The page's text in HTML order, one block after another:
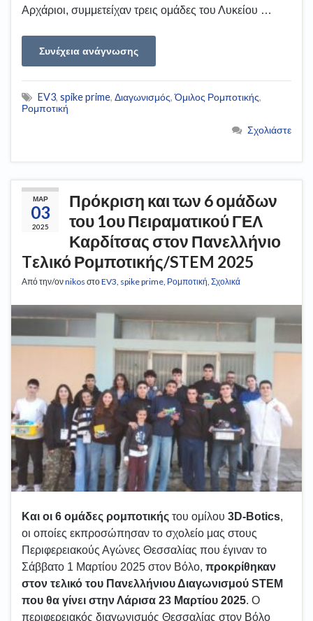
Αρχάριοι, συμμετείχαν τρεις ομάδες του Λυκείου …
Συνέχεια ανάγνωσης
EV3, spike prime, Διαγωνισμός,Όμιλος Ρομποτικής,
Ρομποτική
Σχολιάστε
ΜΑΡ
03
2025
Πρόκριση και των 6 ομάδων
του 1ου Πειραματικού ΓΕΛ
Καρδίτσας στον Πανελλήνιο
Tελικό Ρομποτικής/STEM 2025
Από την/ονnikos στοEV3 spike prime Ρομποτική Σχολικά
Και οι 6 ομάδες ρομποτικής του ομίλου 3D-Botics,
οι οποίες εκπροσώπησαν το σχολείο μας στους
Περιφερειακούς Αγώνες Θεσσαλίας που έγιναν το
Σάββατο 1 Μαρτίου 2025 στον Βόλο, προκρίθηκαν
στον τελικό του Πανελλήνιου Διαγωνισμού STEM
που θα γίνει στην Λάρισα 23 Μαρτίου 2025. Ο
περιφερειακός διαγωνισμός Θεσσαλίας στον Βόλο